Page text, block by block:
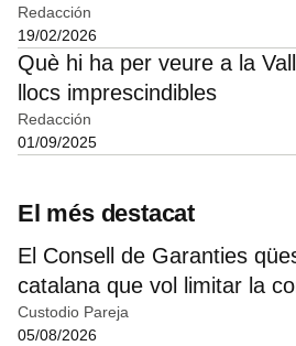
Redacción
19/02/2026
Què hi ha per veure a la
llocs imprescindibles
Redacción
01/09/2025
El més destacat
El Consell de Garanties
catalana que vol limitar la
Custodio Pareja
05/08/2026